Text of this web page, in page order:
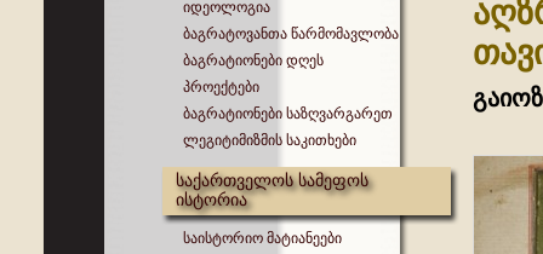
იდეოლოგია
ბაგრატოვანთა წარმომავლობა
ბაგრატიონები დღეს
პროექტები
ბაგრატიონები საზღვარგარეთ
ლეგიტიმიზმის საკითხები
საქართველოს სამეფოს
ისტორია
საისტორიო მატიანეები